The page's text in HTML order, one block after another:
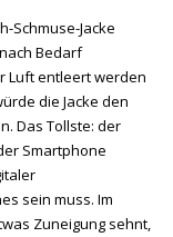
Schmuse-Jacke
Bedarf
Luft entleert werden
die Jacke den
Das Tollste: der
Smartphone
sein muss. Im
Zuneigung sehnt,